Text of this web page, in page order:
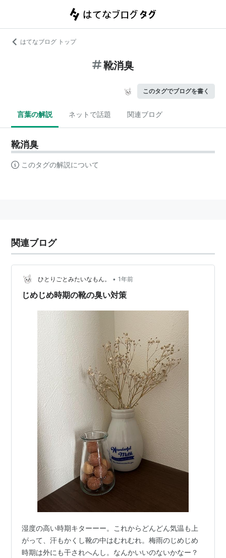
はてなブログ トップ
靴消臭
このタグでブログを書く
言葉の解説 ネットで話題 関連ブログ
靴消臭
このタグの解説について
関連ブログ
ひとりごとみたいなもん。 • 1年前
じめじめ時期の靴の臭い対策
湿度の高い時期キターーー。これからどんどん気温も上
がって、汗もかくし靴の中はむれむれ。梅雨のじめじめ
時期は外にも干されへんし。なんかいいのないかなー？